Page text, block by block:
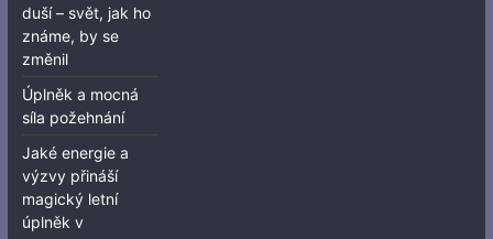
duší – svět, jak ho
známe, by se
změnil
Úplněk a mocná
síla požehnání
Jaké energie a
výzvy přináší
magický letní
úplněk v